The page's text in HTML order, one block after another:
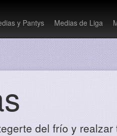
y Pantys Medias de Liga
del frío y realzar